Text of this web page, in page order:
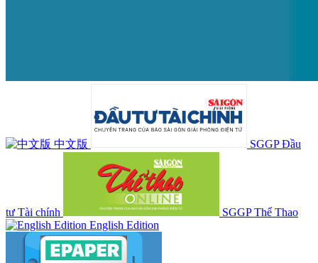
中文版 SGGP Đầu
tư Tài chính
SGGP Thể Thao
English Edition